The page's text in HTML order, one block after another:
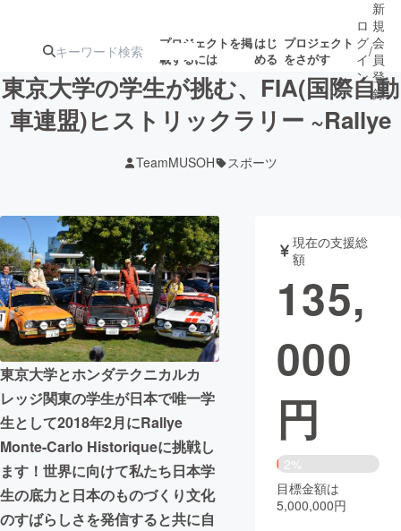
プロジェクトを掲
載するには
はじ
める
プロジェクト
をさがす
ジェクト
ロジェクト
アート・写真 音楽
テクノロジー・ガジェット ゲーム・サ
映像・映画
ビジネス・起業
まちづくり・地域活性化
CAMPFIRE for Social Good
CAMPFIRE Creation
CAMPFIREふるさと納税machi-ya コミュニティ
ロ
グ
イ
ン
/
新
規
会
員
登
録
東京大学の学生が挑む、FIA(国際自動
車連盟)ヒストリックラリー ~Rallye
TeamMUSOH スポーツ
東京大学とホンダテクニカルカ
レッジ関東の学生が日本で唯一学
生として2018年2月にRallye
Monte-Carlo Historiqueに挑戦し
ます！世界に向けて私たち日本学
生の底力と日本のものづくり文化
のすばらしさを発信すると共に自
現在の支援総
額
135,
000
円
2%
目標金額は
5,000,000円